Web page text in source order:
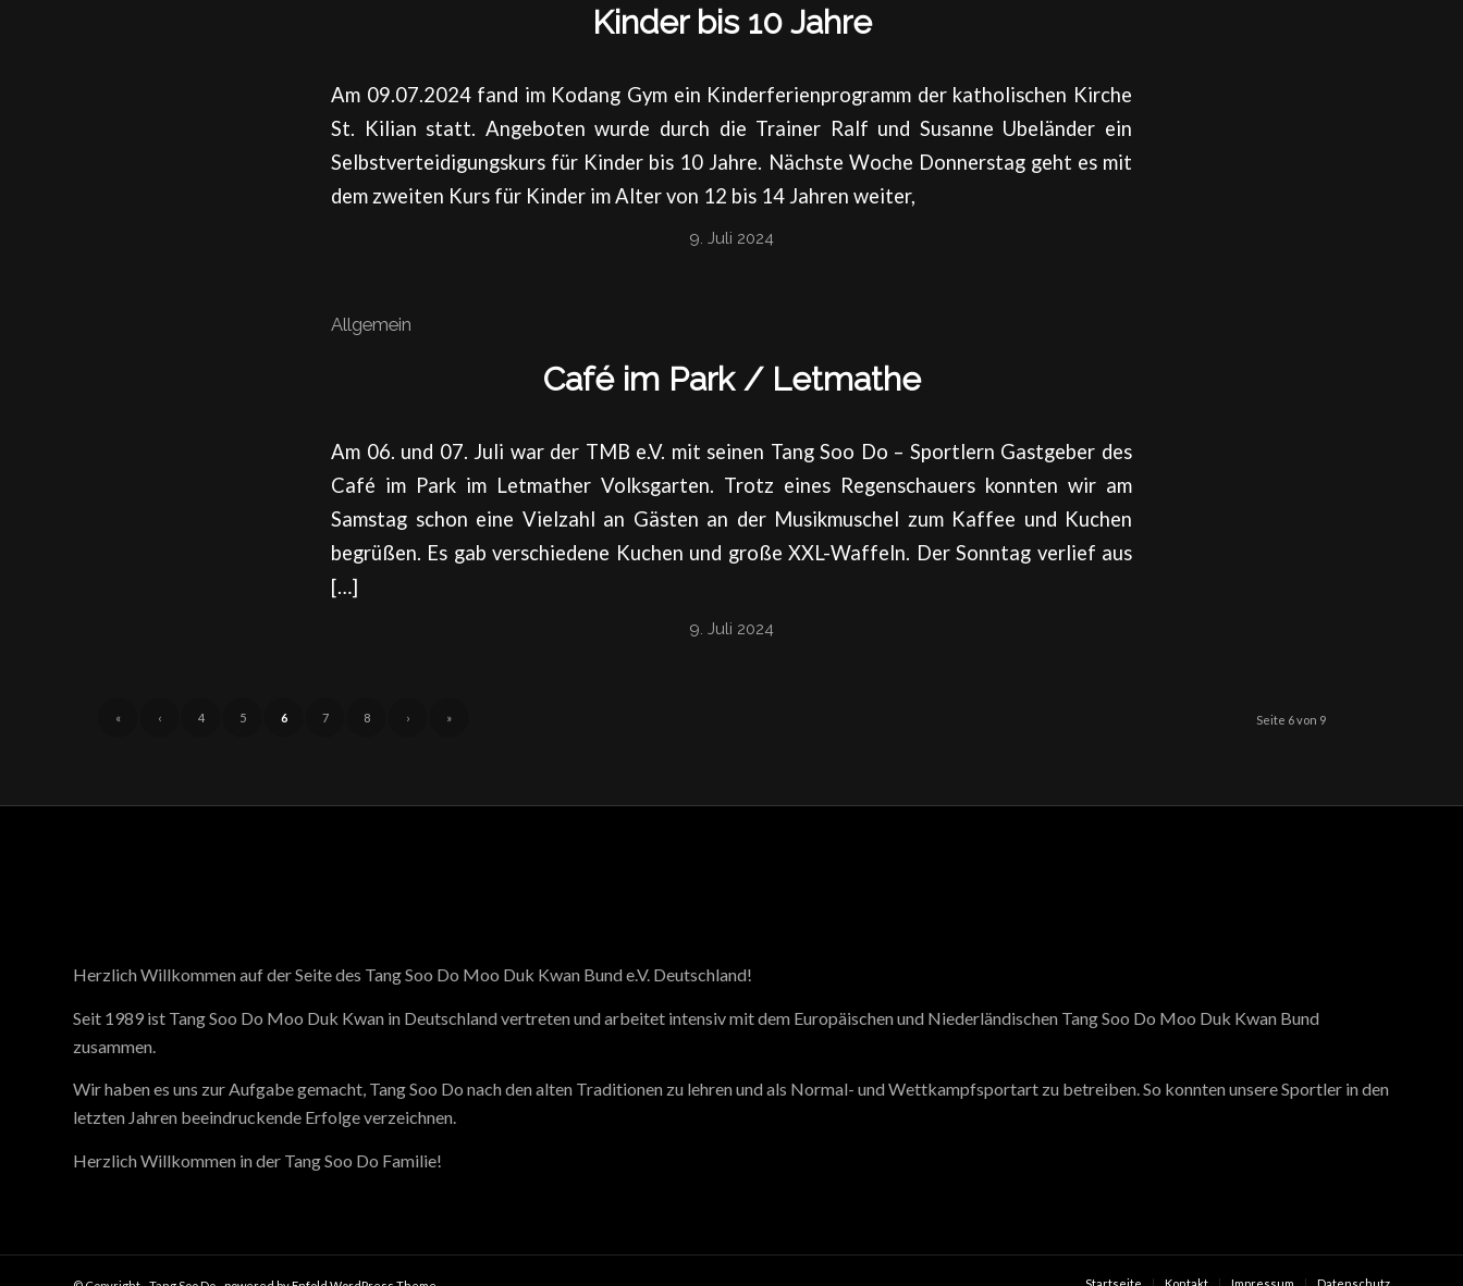
Kinder bis 10 Jahre
Am 09.07.2024 fand im Kodang Gym ein Kinderferienprogramm der katholischen Kirche
St. Kilian statt. Angeboten wurde durch die Trainer Ralf und Susanne Ubeländer ein
Selbstverteidigungskurs für Kinder bis 10 Jahre. Nächste Woche Donnerstag geht es mit
dem zweiten Kurs für Kinder im Alter von 12 bis 14 Jahren weiter,
9. Juli 2024
Allgemein
Café im Park / Letmathe
Am 06. und 07. Juli war der TMB e.V. mit seinen Tang Soo Do – Sportlern Gastgeber des
Café im Park im Letmather Volksgarten. Trotz eines Regenschauers konnten wir am
Samstag schon eine Vielzahl an Gästen an der Musikmuschel zum Kaffee und Kuchen
begrüßen. Es gab verschiedene Kuchen und große XXL-Waffeln. Der Sonntag verlief aus
[…]
9. Juli 2024
Seite 6 von 9
« ‹ 4 5 6 7 8 › »
Herzlich Willkommen auf der Seite des Tang Soo Do Moo Duk Kwan Bund e.V. Deutschland!
Seit 1989 ist Tang Soo Do Moo Duk Kwan in Deutschland vertreten und arbeitet intensiv mit dem Europäischen und Niederländischen Tang Soo Do Moo Duk Kwan Bund
zusammen.
Wir haben es uns zur Aufgabe gemacht, Tang Soo Do nach den alten Traditionen zu lehren und als Normal- und Wettkampfsportart zu betreiben. So konnten unsere Sportler in den
letzten Jahren beeindruckende Erfolge verzeichnen.
Herzlich Willkommen in der Tang Soo Do Familie!
Startseite Kontakt Impressum Datenschutz